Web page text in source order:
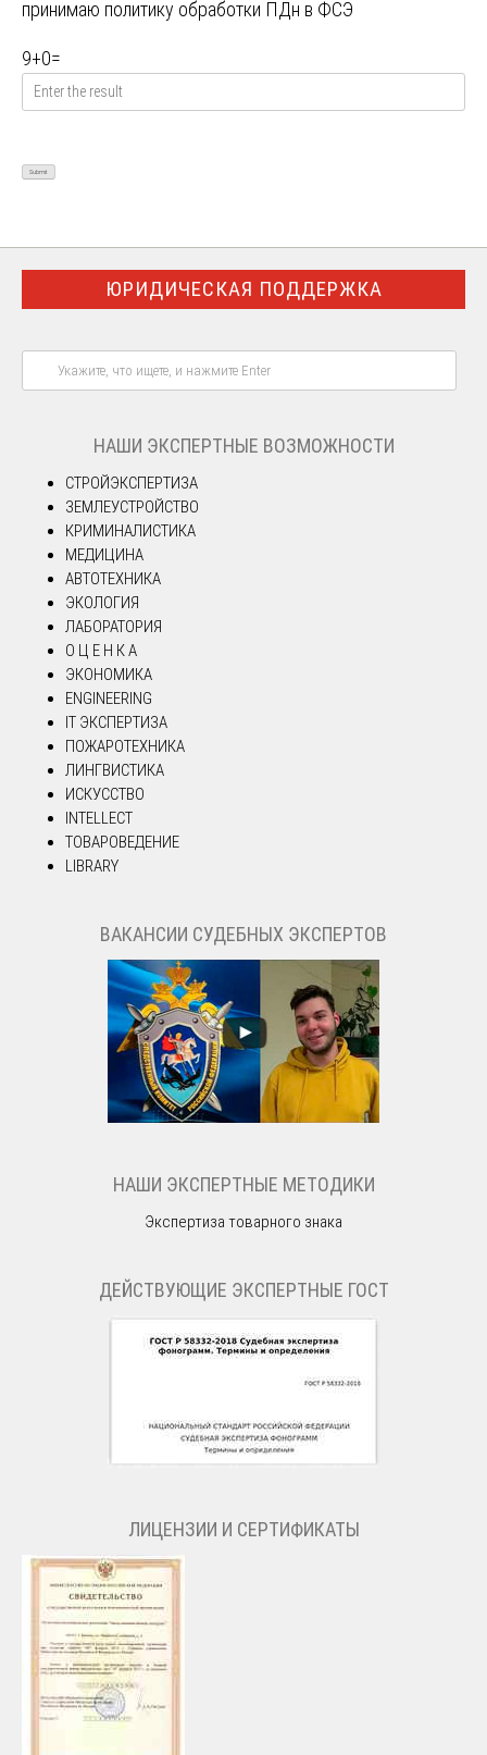
принимаю политику обработки ПДн в ФСЭ
9+0=
ЮРИДИЧЕСКАЯ ПОДДЕРЖКА
НАШИ ЭКСПЕРТНЫЕ ВОЗМОЖНОСТИ
СТРОЙЭКСПЕРТИЗА
ЗЕМЛЕУСТРОЙСТВО
КРИМИНАЛИСТИКА
МЕДИЦИНА
АВТОТЕХНИКА
ЭКОЛОГИЯ
ЛАБОРАТОРИЯ
О Ц Е Н К А
ЭКОНОМИКА
ENGINEERING
IT ЭКСПЕРТИЗА
ПОЖАРОТЕХНИКА
ЛИНГВИСТИКА
ИСКУССТВО
INTELLECT
ТОВАРОВЕДЕНИЕ
LIBRARY
ВАКАНСИИ СУДЕБНЫХ ЭКСПЕРТОВ
НАШИ ЭКСПЕРТНЫЕ МЕТОДИКИ
Экспертиза товарного знака
ДЕЙСТВУЮЩИЕ ЭКСПЕРТНЫЕ ГОСТ
ЛИЦЕНЗИИ И СЕРТИФИКАТЫ